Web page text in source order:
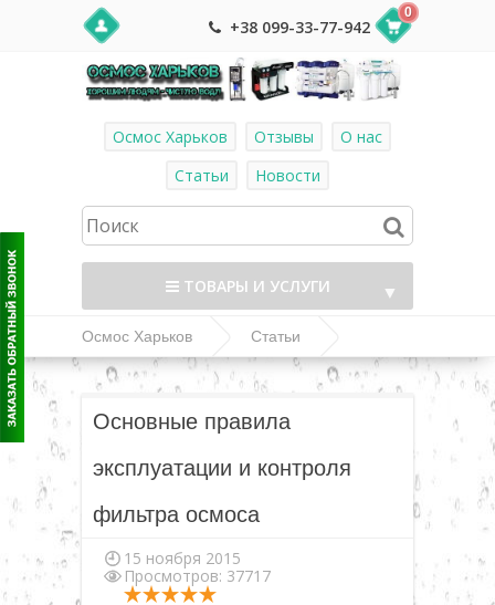
+38 099-33-77-942
0
Осмос Харьков Отзывы
О нас
Статьи
Новости
ТОВАРЫ И УСЛУГИ ▼
Осмос Харьков Статьи
Контролируйте состояние осмоса!
Основные правила
эксплуатации и контроля
фильтра осмоса
15 ноября 2015
Просмотров: 37717